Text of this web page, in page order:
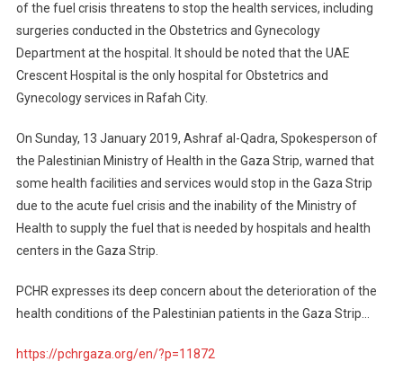
of the fuel crisis threatens to stop the health services, including
surgeries conducted in the Obstetrics and Gynecology
Department at the hospital. It should be noted that the UAE
Crescent Hospital is the only hospital for Obstetrics and
Gynecology services in Rafah City.
On Sunday, 13 January 2019, Ashraf al-Qadra, Spokesperson of
the Palestinian Ministry of Health in the Gaza Strip, warned that
some health facilities and services would stop in the Gaza Strip
due to the acute fuel crisis and the inability of the Ministry of
Health to supply the fuel that is needed by hospitals and health
centers in the Gaza Strip.
PCHR expresses its deep concern about the deterioration of the
health conditions of the Palestinian patients in the Gaza Strip…
https://pchrgaza.org/en/?p=11872